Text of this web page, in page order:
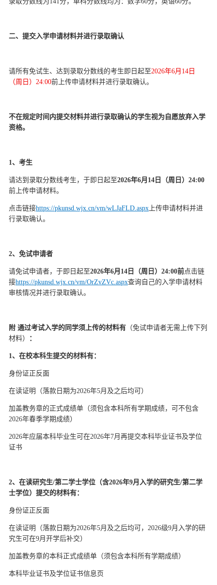
二、提交入学申请材料并进行录取确认
请所有免试生、 达到录取分数线的考生即 日起至2026年6月 14 日
（周 日 ） 24:00前 上传申请材料并进行录取确认。
不在规定时间内提交材料并进行录取确认的学生视为自愿放弃入学
资格。
1、考生
请达到录取分数线考生 ，于即日起至2026年6月 14 日（周 日 ） 24:00
前 上传申请材料。
点击链接https://pkunsd.wjx.cn/vm/wLJaFLD.aspx 上传申请材料并进
行录取确认。
2、免试申请者
请免试申请者，于即日起至2026年6月14 日（周日） 24:00前点击链
接https://pkunsd.wjx.cn/vm/OrZvZVc.aspx查询自己的入学申请材料
审核情况并进行录取确认。
附 通过考试入学的同学须上传的材料有 （免试申请者无需上传下列
材料）
：
1、在校本科生提交的材料有：
身份证正反面
在读证明（落款日期为2026年5月及之后均可）
加盖教务章的正式成绩单（须包含本科所有学期成绩，可不包含
2026年春季学期成绩）
2026年应届本科毕业生可在2026年7月再提交本科毕业证书及学位
证书
2、在读研究生/第二学士学位（含2026年9月入学的研究生/第二学
士学位）提交的材料有：
身份证正反面
在读证明（落款日期为2026年5月及之后均可， 2026级9月入学的研
究生可在9月开学后补交）
加盖教务章的本科正式成绩单（须包含本科所有学期成绩）
本科毕业证书及学位证书信息页